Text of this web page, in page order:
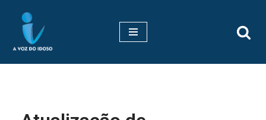
Pular
para